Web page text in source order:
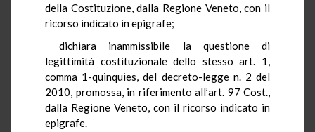
della Costituzione, dalla Regione Veneto, con il
ricorso indicato in epigrafe;
dichiara inammissibile la questione di
legittimità costituzionale dello stesso art. 1,
comma 1-quinquies, del decreto-legge n. 2 del
2010, promossa, in riferimento all’art. 97 Cost.,
dalla Regione Veneto, con il ricorso indicato in
epigrafe.